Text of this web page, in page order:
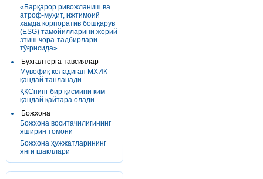
«Барқарор ривожланиш ва
атроф-муҳит, ижтимоий
ҳамда корпоратив бошқарув
(ESG) тамойилларини жорий
этиш чора-тадбирлари
тўғрисида»
Бухгалтерга тавсиялар
Мувофиқ келадиган МХИК
қандай танланади
ҚҚСнинг бир қисмини ким
қандай қайтара олади
Божхона
Божхона воситачилигининг
яширин томони
Божхона ҳужжатларининг
янги шакллари